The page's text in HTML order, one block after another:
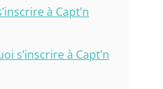
à Capt’n
s’inscrire à Capt’n